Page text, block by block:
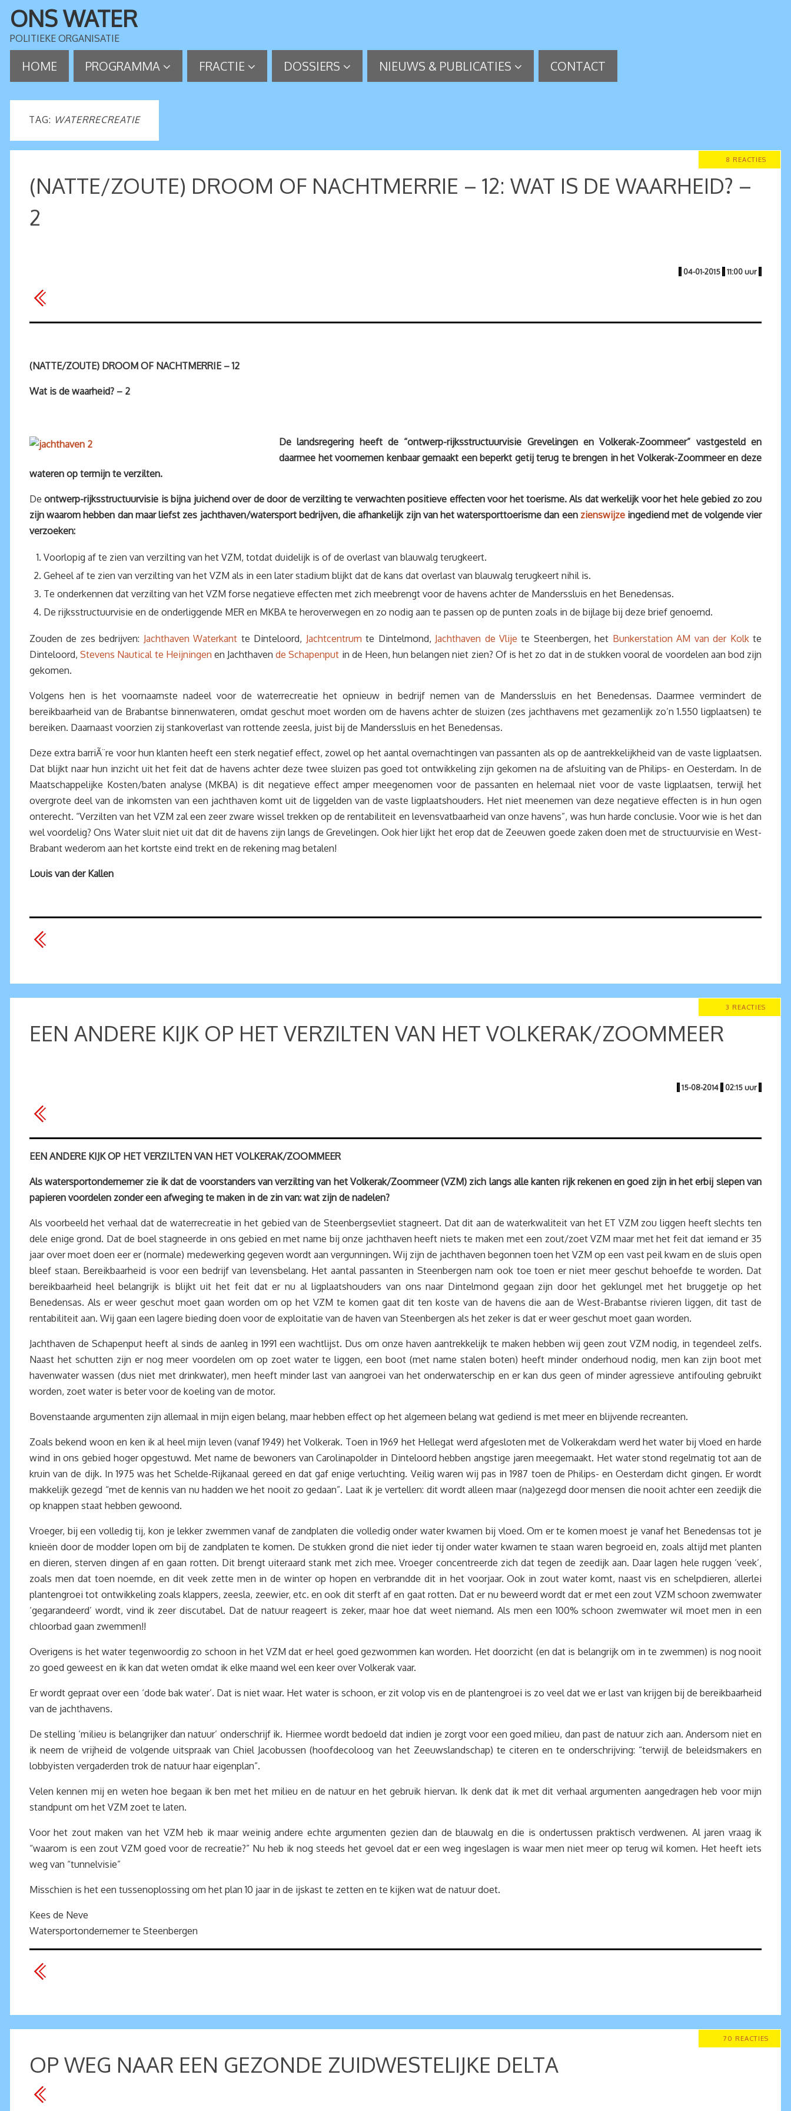
ONS WATER
POLITIEKE ORGANISATIE
HOME PROGRAMMA FRACTIE DOSSIERS NIEUWS & PUBLICATIES CONTACT
TAG: WATERRECREATIE
8 REACTIES
(NATTE/ZOUTE) DROOM OF NACHTMERRIE – 12: WAT IS DE WAARHEID? –
2
| 04-01-2015 | 11:00 uur |
(NATTE/ZOUTE) DROOM OF NACHTMERRIE – 12
Wat is de waarheid? – 2
De landsregering heeft de “ontwerp-rijksstructuurvisie Grevelingen en Volkerak-Zoommeer” vastgesteld en
daarmee het voornemen kenbaar gemaakt een beperkt getij terug te brengen in het Volkerak-Zoommeer en deze
wateren op termijn te verzilten.
Deontwerp-rijksstructuurvisie is bijna juichend over de door de verzilting te verwachten positieve effecten voor het toerisme. Als dat werkelijk voor het hele gebied zo zou
zijn waarom hebben dan maar liefst zes jachthaven/watersport bedrijven, die afhankelijk zijn van het watersporttoerisme dan een zienswijzeingediend met de volgende vier
verzoeken:
Voorlopig af te zien van verzilting van het VZM, totdat duidelijk is of de overlast van blauwalg terugkeert.
Geheel af te zien van verzilting van het VZM als in een later stadium blijkt dat de kans dat overlast van blauwalg terugkeert nihil is.
Te onderkennen dat verzilting van het VZM forse negatieve effecten met zich meebrengt voor de havens achter de Manderssluis en het Benedensas.
De rijksstructuurvisie en de onderliggende MER en MKBA te heroverwegen en zo nodig aan te passen op de punten zoals in de bijlage bij deze brief genoemd.
Zouden de zes bedrijven: Jachthaven Waterkant te Dinteloord, Jachtcentrum te Dintelmond, Jachthaven de Vlijete Steenbergen, het Bunkerstation AM van der Kolkte
Dinteloord,Stevens Nautical te Heijningen en Jachthavende Schapenput in de Heen, hun belangen niet zien? Of is het zo dat in de stukken vooral de voordelen aan bod zijn
gekomen.
Volgens hen is het voornaamste nadeel voor de waterrecreatie het opnieuw in bedrijf nemen van de Manderssluis en het Benedensas. Daarmee vermindert de
bereikbaarheid van de Brabantse binnenwateren, omdat geschut moet worden om de havens achter de sluizen (zes jachthavens met gezamenlijk zo’n 1.550 ligplaatsen) te
bereiken. Daarnaast voorzien zij stankoverlast van rottende zeesla, juist bij de Manderssluis en het Benedensas.
Deze extra barriÃ¨re voor hun klanten heeft een sterk negatief effect, zowel op het aantal overnachtingen van passanten als op de aantrekkelijkheid van de vaste ligplaatsen.
Dat blijkt naar hun inzicht uit het feit dat de havens achter deze twee sluizen pas goed tot ontwikkeling zijn gekomen na de afsluiting van de Philips- en Oesterdam. In de
Maatschappelijke Kosten/baten analyse (MKBA) is dit negatieve effect amper meegenomen voor de passanten en helemaal niet voor de vaste ligplaatsen, terwijl het
overgrote deel van de inkomsten van een jachthaven komt uit de liggelden van de vaste ligplaatshouders. Het niet meenemen van deze negatieve effecten is in hun ogen
onterecht. “Verzilten van het VZM zal een zeer zware wissel trekken op de rentabiliteit en levensvatbaarheid van onze havens”, was hun harde conclusie. Voor wie is het dan
wel voordelig? Ons Water sluit niet uit dat dit de havens zijn langs de Grevelingen. Ook hier lijkt het erop dat de Zeeuwen goede zaken doen met de structuurvisie en West-
Brabant wederom aan het kortste eind trekt en de rekening mag betalen!
Louis van der Kallen
3 REACTIES
EEN ANDERE KIJK OP HET VERZILTEN VAN HET VOLKERAK/ZOOMMEER
| 15-08-2014 | 02:15 uur |
EEN ANDERE KIJK OP HET VERZILTEN VAN HET VOLKERAK/ZOOMMEER
Als watersportondernemer zie ik dat de voorstanders van verzilting van het Volkerak/Zoommeer (VZM) zich langs alle kanten rijk rekenen en goed zijn in het erbij slepen van
papieren voordelen zonder een afweging te maken in de zin van: wat zijn de nadelen?
Als voorbeeld het verhaal dat de waterrecreatie in het gebied van de Steenbergsevliet stagneert. Dat dit aan de waterkwaliteit van het ET VZM zou liggen heeft slechts ten
dele enige grond. Dat de boel stagneerde in ons gebied en met name bij onze jachthaven heeft niets te maken met een zout/zoet VZM maar met het feit dat iemand er 35
jaar over moet doen eer er (normale) medewerking gegeven wordt aan vergunningen. Wij zijn de jachthaven begonnen toen het VZM op een vast peil kwam en de sluis open
bleef staan. Bereikbaarheid is voor een bedrijf van levensbelang. Het aantal passanten in Steenbergen nam ook toe toen er niet meer geschut behoefde te worden. Dat
bereikbaarheid heel belangrijk is blijkt uit het feit dat er nu al ligplaatshouders van ons naar Dintelmond gegaan zijn door het geklungel met het bruggetje op het
Benedensas. Als er weer geschut moet gaan worden om op het VZM te komen gaat dit ten koste van de havens die aan de West-Brabantse rivieren liggen, dit tast de
rentabiliteit aan. Wij gaan een lagere bieding doen voor de exploitatie van de haven van Steenbergen als het zeker is dat er weer geschut moet gaan worden.
Jachthaven de Schapenput heeft al sinds de aanleg in 1991 een wachtlijst. Dus om onze haven aantrekkelijk te maken hebben wij geen zout VZM nodig, in tegendeel zelfs.
Naast het schutten zijn er nog meer voordelen om op zoet water te liggen, een boot (met name stalen boten) heeft minder onderhoud nodig, men kan zijn boot met
havenwater wassen (dus niet met drinkwater), men heeft minder last van aangroei van het onderwaterschip en er kan dus geen of minder agressieve antifouling gebruikt
worden, zoet water is beter voor de koeling van de motor.
Bovenstaande argumenten zijn allemaal in mijn eigen belang, maar hebben effect op het algemeen belang wat gediend is met meer en blijvende recreanten.
Zoals bekend woon en ken ik al heel mijn leven (vanaf 1949) het Volkerak. Toen in 1969 het Hellegat werd afgesloten met de Volkerakdam werd het water bij vloed en harde
wind in ons gebied hoger opgestuwd. Met name de bewoners van Carolinapolder in Dinteloord hebben angstige jaren meegemaakt. Het water stond regelmatig tot aan de
kruin van de dijk. In 1975 was het Schelde-Rijkanaal gereed en dat gaf enige verluchting. Veilig waren wij pas in 1987 toen de Philips- en Oesterdam dicht gingen. Er wordt
makkelijk gezegd “met de kennis van nu hadden we het nooit zo gedaan”. Laat ik je vertellen: dit wordt alleen maar (na)gezegd door mensen die nooit achter een zeedijk die
op knappen staat hebben gewoond.
Vroeger, bij een volledig tij, kon je lekker zwemmen vanaf de zandplaten die volledig onder water kwamen bij vloed. Om er te komen moest je vanaf het Benedensas tot je
knieën door de modder lopen om bij de zandplaten te komen. De stukken grond die niet ieder tij onder water kwamen te staan waren begroeid en, zoals altijd met planten
en dieren, sterven dingen af en gaan rotten. Dit brengt uiteraard stank met zich mee. Vroeger concentreerde zich dat tegen de zeedijk aan. Daar lagen hele ruggen ‘veek’,
zoals men dat toen noemde, en dit veek zette men in de winter op hopen en verbrandde dit in het voorjaar. Ook in zout water komt, naast vis en schelpdieren, allerlei
plantengroei tot ontwikkeling zoals klappers, zeesla, zeewier, etc. en ook dit sterft af en gaat rotten. Dat er nu beweerd wordt dat er met een zout VZM schoon zwemwater
‘gegarandeerd’ wordt, vind ik zeer discutabel. Dat de natuur reageert is zeker, maar hoe dat weet niemand. Als men een 100% schoon zwemwater wil moet men in een
chloorbad gaan zwemmen!!
Overigens is het water tegenwoordig zo schoon in het VZM dat er heel goed gezwommen kan worden. Het doorzicht (en dat is belangrijk om in te zwemmen) is nog nooit
zo goed geweest en ik kan dat weten omdat ik elke maand wel een keer over Volkerak vaar.
Er wordt gepraat over een ‘dode bak water’. Dat is niet waar. Het water is schoon, er zit volop vis en de plantengroei is zo veel dat we er last van krijgen bij de bereikbaarheid
van de jachthavens.
De stelling ‘milieu is belangrijker dan natuur’ onderschrijf ik. Hiermee wordt bedoeld dat indien je zorgt voor een goed milieu, dan past de natuur zich aan. Andersom niet en
ik neem de vrijheid de volgende uitspraak van Chiel Jacobussen (hoofdecoloog van het Zeeuwslandschap) te citeren en te onderschrijving: “terwijl de beleidsmakers en
lobbyisten vergaderden trok de natuur haar eigenplan”.
Velen kennen mij en weten hoe begaan ik ben met het milieu en de natuur en het gebruik hiervan. Ik denk dat ik met dit verhaal argumenten aangedragen heb voor mijn
standpunt om het VZM zoet te laten.
Voor het zout maken van het VZM heb ik maar weinig andere echte argumenten gezien dan de blauwalg en die is ondertussen praktisch verdwenen. Al jaren vraag ik
“waarom is een zout VZM goed voor de recreatie?” Nu heb ik nog steeds het gevoel dat er een weg ingeslagen is waar men niet meer op terug wil komen. Het heeft iets
weg van “tunnelvisie”
Misschien is het een tussenoplossing om het plan 10 jaar in de ijskast te zetten en te kijken wat de natuur doet.
Kees de Neve
Watersportondernemer te Steenbergen
70 REACTIES
OP WEG NAAR EEN GEZONDE ZUIDWESTELIJKE DELTA